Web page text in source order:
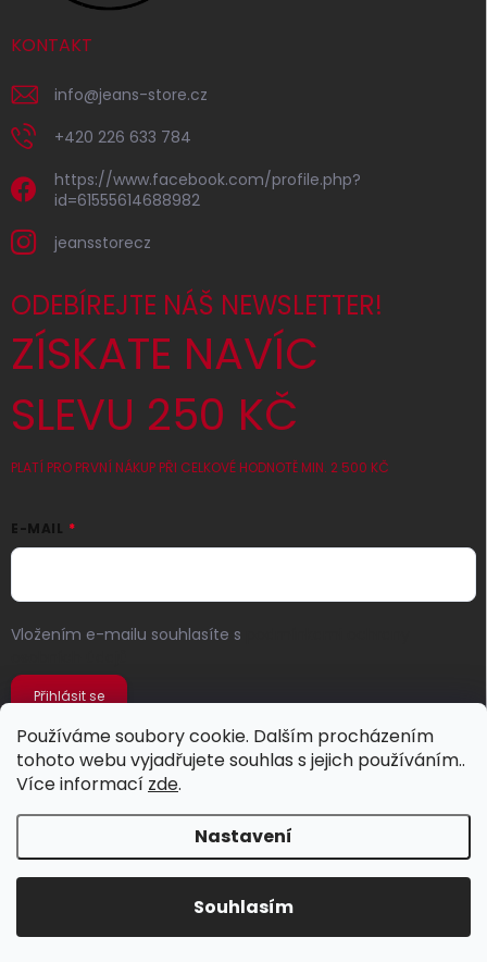
Používáme soubory cookie. Dalším procházením
tohoto webu vyjadřujete souhlas s jejich používáním..
Více informací zde.
Nastavení
Souhlasím
KONTAKT
info@jeans-store.cz
+420 226 633 784
https://www.facebook.com/profile.php?
id=61555614688982
jeansstorecz
ODEBÍREJTE NÁŠ NEWSLETTER!
ZÍSKATE NAVÍC
SLEVU 250 KČ
PLATÍ PRO PRVNÍ NÁKUP PŘI CELKOVÉ HODNOTĚ MIN. 2 500 KČ
E-MAIL
Vložením e-mailu souhlasíte s
Přihlásit se
Jeans Store. Všechna práva vyhrazena.